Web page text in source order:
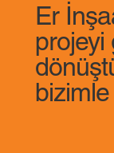
Er
projeyi